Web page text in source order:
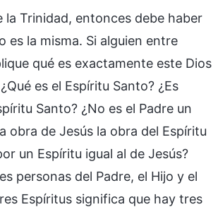
la Trinidad, entonces debe haber
es la misma. Si alguien entre
qué es exactamente este Dios
es el Espíritu Santo? ¿Es
Santo? ¿No es el Padre un
obra de Jesús la obra del Espíritu
un Espíritu igual al de Jesús?
personas del Padre, el Hijo y el
Espíritus significa que hay tres